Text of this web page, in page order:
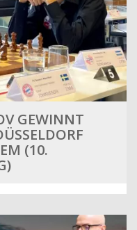
GEWINNT
(10.